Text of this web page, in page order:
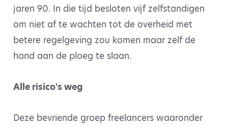
jaren 90. In die tijd besloten vijf zelfstandigen
om niet af te wachten tot de overheid met
betere regelgeving zou komen maar zelf de
hand aan de ploeg te slaan.
Alle risico's weg
Deze bevriende groep freelancers waaronder